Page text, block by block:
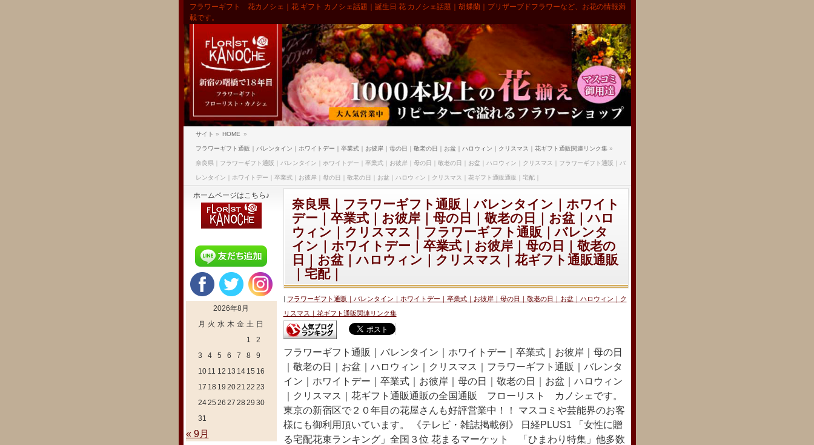
フラワーギフト 花カノシェ｜花 ギフト カノシェ話題｜誕生日 花 カノシェ話題｜胡蝶蘭｜プリザーブドフラワーなど、お花の情報満
載です。
サイト » HOME »
フラワーギフト通販｜バレンタイン｜ホワイトデー｜卒業式｜お彼岸｜母の日｜敬老の日｜お盆｜ハロウィン｜クリスマス｜花ギフト通販関連リンク集»
奈良県｜フラワーギフト通販｜バレンタイン｜ホワイトデー｜卒業式｜お彼岸｜母の日｜敬老の日｜お盆｜ハロウィン｜クリスマス｜フラワーギフト通販｜バ
レンタイン｜ホワイトデー｜卒業式｜お彼岸｜母の日｜敬老の日｜お盆｜ハロウィン｜クリスマス｜花ギフト通販通販｜宅配｜
奈良県｜フラワーギフト通販｜バレンタイン｜ホワイト
デー｜卒業式｜お彼岸｜母の日｜敬老の日｜お盆｜ハロ
ウィン｜クリスマス｜フラワーギフト通販｜バレンタ
イン｜ホワイトデー｜卒業式｜お彼岸｜母の日｜敬老の
日｜お盆｜ハロウィン｜クリスマス｜花ギフト通販通販
｜宅配｜
フラワーギフト通販｜バレンタイン｜ホワイトデー｜卒業式｜お彼岸｜母の日｜敬老の日｜お盆｜ハロウィン｜ク
リスマス｜花ギフト通販関連リンク集
フラワーギフト通販｜バレンタイン｜ホワイトデー｜卒業式｜お彼岸｜母の日
｜敬老の日｜お盆｜ハロウィン｜クリスマス｜フラワーギフト通販｜バレンタ
イン｜ホワイトデー｜卒業式｜お彼岸｜母の日｜敬老の日｜お盆｜ハロウィン
｜クリスマス｜花ギフト通販通販の全国通販 フローリスト カノシェです。
東京の新宿区で２０年目の花屋さんも好評営業中！！ マスコミや芸能界のお客
様にも御利用頂いています。 《テレビ・雑誌掲載例》 日経PLUS1 「女性に贈
る宅配花束ランキング」全国３位 花まるマーケット 「ひまわり特集」他多数
ホームページはこちら♪
2026年8月
月 火 水 木 金 土 日
1
2
3
4 5 6 7 8
9
10 11 12 13 14 15 16
17 18 19 2021 22 23
2425 26 27 28 29 30
31
« 9月